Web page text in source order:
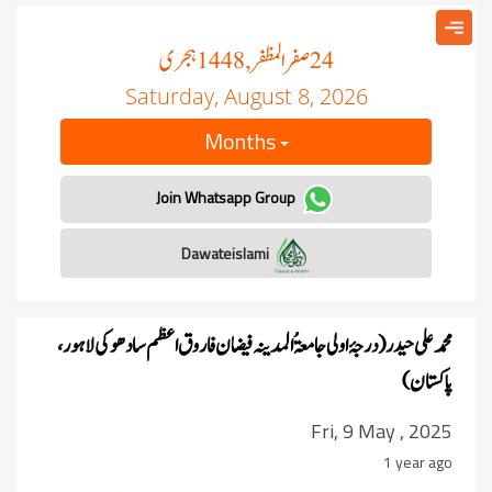
24صفر المظفر, 1448 ہجری
Saturday, August 8, 2026
Months
Join Whatsapp Group
محمد علی حیدر ( درجۂ اولی جامعۃُ المدینہ فیضان فاروق اعظم سادھوکی لاہور ،
پاکستان)
Fri, 9 May , 2025
1 year ago